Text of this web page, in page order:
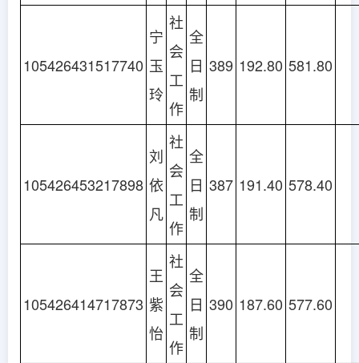
105426431517740
宁
玉
玲
社
会
工
作
全
日
制
389 192.80 581.80
105426453217898
刘
依
凡
社
会
工
作
全
日
制
387 191.40 578.40
105426414717873
王
紫
怡
社
会
工
作
全
日
制
390 187.60 577.60